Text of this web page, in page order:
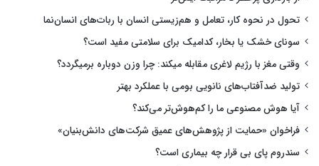
تحول در نحوه کار، تعامل و هم‌زیستی انسان با ربات‌های انسان‌نما
سونای خشک یا بخار، کدامیک برای سلامتی مفید است؟
وقتی مغز با رژیم لاغری مقابله میکند: چرا وزن دوباره برمیگردد؟
تولید ضدآفتاب‌های نانویی بومی با عملکرد بهتر
آیا هوش مصنوعی ما را کم‌هوش‌تر می‌کند؟
فراخوان «حمایت از پژوهش‌های عمیق شرکت‌های دانش‌بنیان»
سندروم پای بی قرار چه بیماری است؟